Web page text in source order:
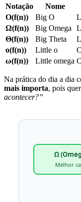
Notação Nome
O(f(n))
Big O
Ω(f(n))
Big Omega
Θ(f(n))
Big Theta
o(f(n))
Little o
ω(f(n))
Little omega
Na prática do dia a dia
mais importa, pois
acontecer?”